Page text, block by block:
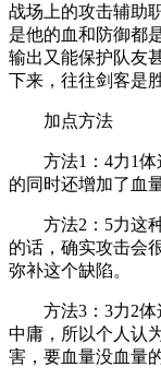
战场上的攻击辅助
是他的血和防御都
输出又能保护队友
下来，往往剑客是
加点方法
方法1：4力1体
的同时还增加了血
方法2：5力这种
的话，确实攻击会
弥补这个缺陷。
方法3：3力2体
中庸，所以个人认
害，要血量没血量的